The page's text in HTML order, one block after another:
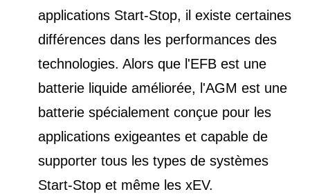
applications Start-Stop, il existe certaines
différences dans les performances des
technologies. Alors que l'EFB est une
batterie liquide améliorée, l'AGM est une
batterie spécialement conçue pour les
applications exigeantes et capable de
supporter tous les types de systèmes
Start-Stop et même les xEV.